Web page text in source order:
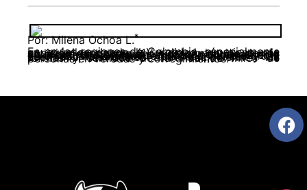
Por: Milena Ochoa L.*
Es en las regiones de Colombia, especialmente en aquellas donde la ruralidad aún tiene una posición dominante (1) y determina las demás actividades socio económicas, en donde el mito del desarrollo se hace trágica y cotidianamente vivencial, trasformando el debate sobre el tema en un asunto totalmente práctico, ya que cruza por las dimensiones de la política y la economía, las cuales a su vez, definen las formas y sentidos de la vida de miles de personas en veredas y corregimientos.